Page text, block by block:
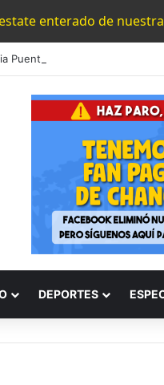
enterado de
DEPORTES